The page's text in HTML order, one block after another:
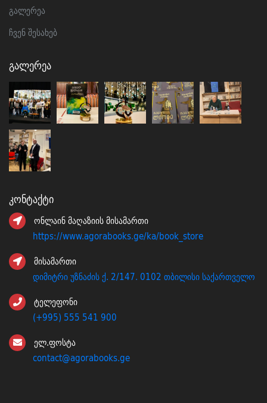
გალერეა
ჩვენ შესახებ
Გალერეა
Კონტაქტი
ონლაინ მაღაზიის მისამართი
https://www.agorabooks.ge/ka/book_store
მისამართი
დიმიტრი უზნაძის ქ. 2/147. 0102 თბილისი საქართველო
ტელეფონი
(+995) 555 541 900
ელ.ფოსტა
contact@agorabooks.ge